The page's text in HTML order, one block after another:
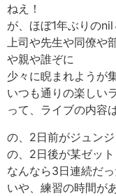
ねえ！
が、ほぼ1年ぶりのnil
上司や先生や同僚や
や親や誰ぞに
少々に睨まれようが
いつも通りの楽しい
って、ライブの内容
の、2日前がジュンジ
の、2日後が某ゼット
なんなら3日連続だ
いや、練習の時間が